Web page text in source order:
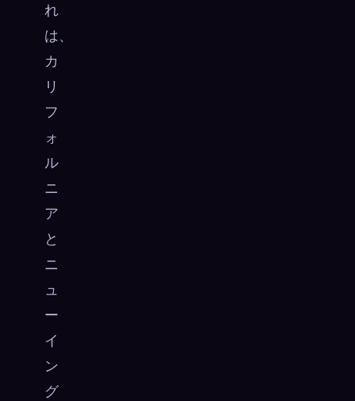
れ
は、
カ
リ
フ
ォ
ル
ニ
ア
と
ニ
ュ
ー
イ
ン
グ